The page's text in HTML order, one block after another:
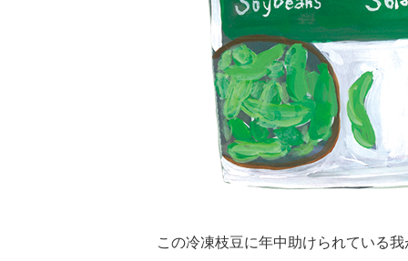
この冷凍枝豆に年中助けられている我